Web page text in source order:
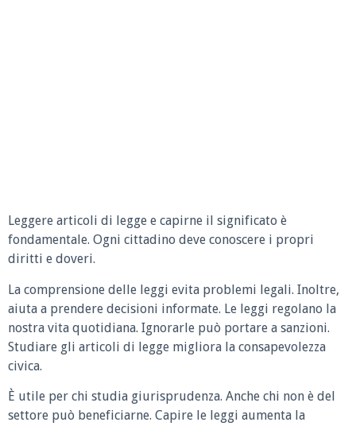
Leggere articoli di legge e capirne il significato è
fondamentale. Ogni cittadino deve conoscere i propri
diritti e doveri.
La comprensione delle leggi evita problemi legali. Inoltre,
aiuta a prendere decisioni informate. Le leggi regolano la
nostra vita quotidiana. Ignorarle può portare a sanzioni.
Studiare gli articoli di legge migliora la consapevolezza
civica.
È utile per chi studia giurisprudenza. Anche chi non è del
settore può beneficiarne. Capire le leggi aumenta la